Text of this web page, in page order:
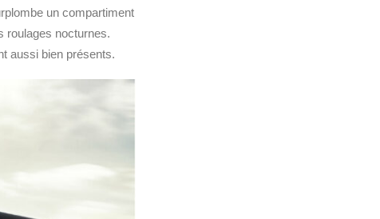
un compartiment
roulages nocturnes.
aussi bien présents.